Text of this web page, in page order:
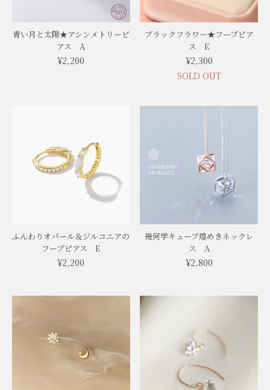
青い月と太陽★アシンメトリーピ
アス A
¥2,200
ブラックフラワー★フープピア
ス E
¥2,300
SOLD OUT
ふんわりオパール＆ジルコニアの
フープピアス E
¥2,200
幾何学キューブ煌めきネックレ
ス A
¥2,800